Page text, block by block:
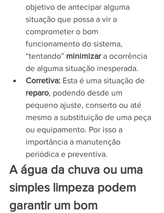
objetivo de antecipar alguma
situação que possa a vir a
comprometer o bom
funcionamento do sistema,
“tentando” minimizar a ocorrência
de alguma situação inesperada.
Corretiva: Esta é uma situação de
reparo, podendo desde um
pequeno ajuste, conserto ou até
mesmo a substituição de uma peça
ou equipamento. Por isso a
importância a manutenção
periódica e preventiva.
A água da chuva ou uma
simples limpeza podem
garantir um bom